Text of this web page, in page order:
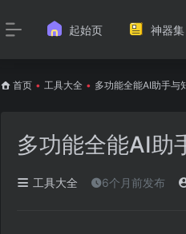
起始页 神器集
首页 • 工具大全 • 多功能全能AI助手与
多功能全能AI
工具大全 6个月前发布